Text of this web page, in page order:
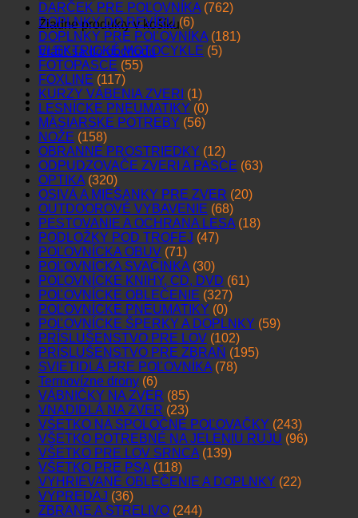
Žiadne produkty v košíku.
Vrátiť sa do obchodu
DARČEK PRE POĽOVNÍKA (762)
DOPLNKY DO REVÍRU (6)
DOPLNKY PRE POĽOVNÍKA (181)
ELEKTRICKÉ MOTOCYKLE (5)
FOTOPASCE (55)
FOXLINE (117)
KURZY VÁBENIA ZVERI (1)
LESNÍCKE PNEUMATIKY (0)
MÄSIARSKE POTREBY (56)
NOŽE (158)
OBRANNÉ PROSTRIEDKY (12)
ODPUDZOVAČE ZVERI A PASCE (63)
OPTIKA (320)
OSIVÁ A MIEŠANKY PRE ZVER (20)
OUTDOOROVÉ VYBAVENIE (68)
PESTOVANIE A OCHRANA LESA (18)
PODLOŽKY POD TROFEJ (47)
POĽOVNÍCKA OBUV (71)
POĽOVNÍCKA SVAČINKA (30)
POĽOVNÍCKE KNIHY, CD, DVD (61)
POĽOVNÍCKE OBLEČENIE (327)
POĽOVNÍCKE PNEUMATIKY (0)
POĽOVNÍCKE ŠPERKY A DOPLNKY (59)
PRÍSLUŠENSTVO PRE LOV (102)
PRÍSLUŠENSTVO PRE ZBRAŇ (195)
SVIETIDLÁ PRE POĽOVNÍKA (78)
Termovízne drony (6)
VÁBNIČKY NA ZVER (85)
VNADIDLÁ NA ZVER (23)
VŠETKO NA SPOLOČNÉ POĽOVAČKY (243)
VŠETKO POTREBNÉ NA JELENIU RUJU (96)
VŠETKO PRE LOV SRNCA (139)
VŠETKO PRE PSA (118)
VYHRIEVANÉ OBLEČENIE A DOPLNKY (22)
VÝPREDAJ (36)
ZBRANE A STRELIVO (244)